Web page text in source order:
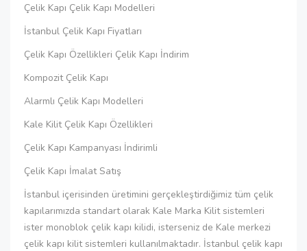
Çelik Kapı Çelik Kapı Modelleri
İstanbul Çelik Kapı Fiyatları
Çelik Kapı Özellikleri Çelik Kapı İndirim
Kompozit Çelik Kapı
Alarmlı Çelik Kapı Modelleri
Kale Kilit Çelik Kapı Özellikleri
Çelik Kapı Kampanyası İndirimli
Çelik Kapı İmalat Satış
İstanbul içerisinden üretimini gerçekleştirdiğimiz tüm çelik
kapılarımızda standart olarak Kale Marka Kilit sistemleri
ister monoblok çelik kapı kilidi, isterseniz de Kale merkezi
çelik kapı kilit sistemleri kullanılmaktadır. İstanbul çelik kapı